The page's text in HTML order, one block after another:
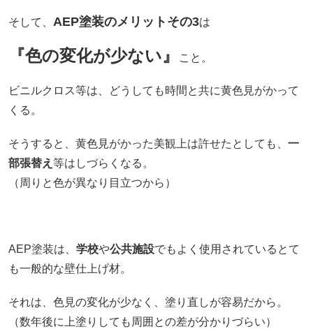
そして、 AEP塗装のメリットその3は
『色の変化が少ない』 こと。
ビニルクロス等は、どうしても時間と共に黄色見がかって
くる。
そうすると、黄色見がかった美観上は許せたとしても、 一
部張替え 等はしづらくなる。
（周りと色が異なり目立つから）
AEP塗装は、 学校や公共施設でもよく使用されているとて
も一般的な壁仕上げ材。
それは、色見の変化が少なく、塗り直しが容易だから。
（数年後に上塗りしても周囲との差が分かりづらい）